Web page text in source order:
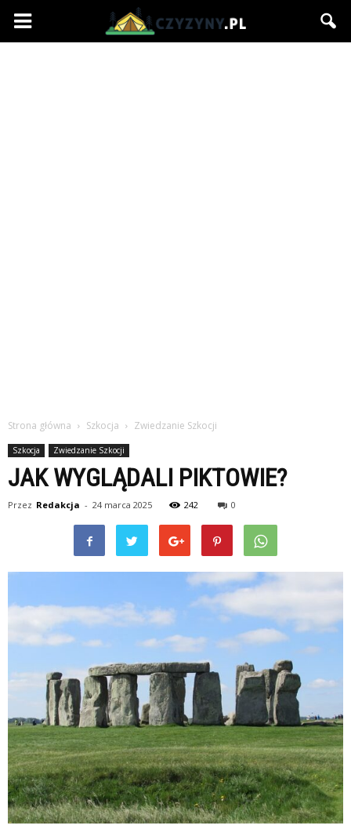
Czyzyny.pl
Strona główna Szkocja Zwiedzanie Szkocji
Szkocja Zwiedzanie Szkocji
JAK WYGLĄDALI PIKTOWIE?
Przez Redakcja - 24 marca 2025 242 0